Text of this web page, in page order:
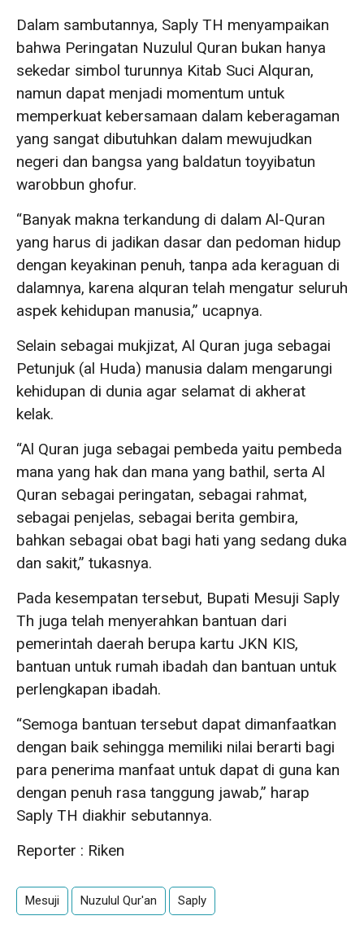
Dalam sambutannya, Saply TH menyampaikan
bahwa Peringatan Nuzulul Quran bukan hanya
sekedar simbol turunnya Kitab Suci Alquran,
namun dapat menjadi momentum untuk
memperkuat kebersamaan dalam keberagaman
yang sangat dibutuhkan dalam mewujudkan
negeri dan bangsa yang baldatun toyyibatun
warobbun ghofur.
“Banyak makna terkandung di dalam Al-Quran
yang harus di jadikan dasar dan pedoman hidup
dengan keyakinan penuh, tanpa ada keraguan di
dalamnya, karena alquran telah mengatur seluruh
aspek kehidupan manusia,” ucapnya.
Selain sebagai mukjizat, Al Quran juga sebagai
Petunjuk (al Huda) manusia dalam mengarungi
kehidupan di dunia agar selamat di akherat
kelak.
“Al Quran juga sebagai pembeda yaitu pembeda
mana yang hak dan mana yang bathil, serta Al
Quran sebagai peringatan, sebagai rahmat,
sebagai penjelas, sebagai berita gembira,
bahkan sebagai obat bagi hati yang sedang duka
dan sakit,” tukasnya.
Pada kesempatan tersebut, Bupati Mesuji Saply
Th juga telah menyerahkan bantuan dari
pemerintah daerah berupa kartu JKN KIS,
bantuan untuk rumah ibadah dan bantuan untuk
perlengkapan ibadah.
“Semoga bantuan tersebut dapat dimanfaatkan
dengan baik sehingga memiliki nilai berarti bagi
para penerima manfaat untuk dapat di guna kan
dengan penuh rasa tanggung jawab,” harap
Saply TH diakhir sebutannya.
Reporter : Riken
Mesuji Nuzulul Qur'an Saply